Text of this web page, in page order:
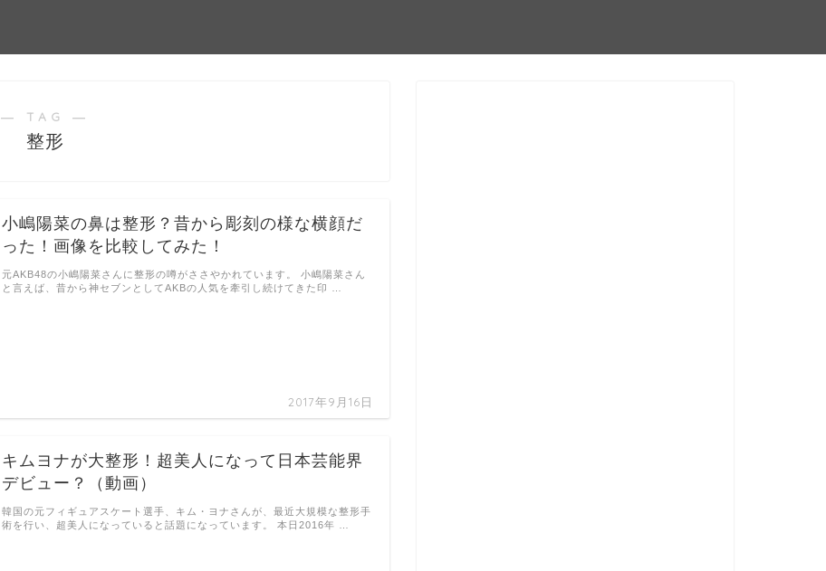
― TAG ―
整形
小嶋陽菜の鼻は整形？昔から彫刻の様な横顔だ
った！画像を比較してみた！
2017年9月16日
元AKB48の小嶋陽菜さんに整形の噂がささやかれています。 小嶋陽菜さん
と言えば、昔から神セブンとしてAKBの人気を牽引し続けてきた印 …
キムヨナが大整形！超美人になって日本芸能界
デビュー？（動画）
韓国の元フィギュアスケート選手、キム・ヨナさんが、最近大規模な整形手
術を行い、超美人になっていると話題になっています。 本日2016年 …